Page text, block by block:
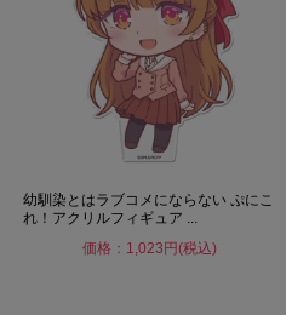
幼馴染とはラブコメにならない ぷにこ
れ！アクリルフィギュア ...
価格：1,023円(税込)